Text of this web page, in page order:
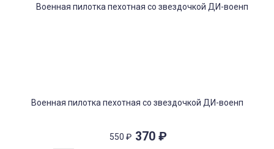
Военная пилотка пехотная со звездочкой ДИ-военп
550 ₽ 370 ₽